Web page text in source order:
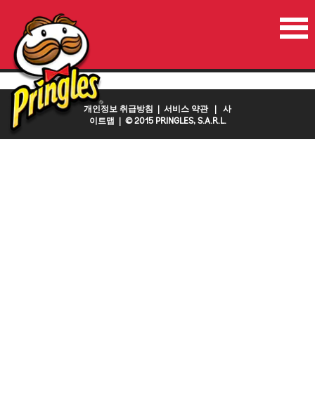
홈 진행중인이벤트 연락처 국가
개인정보 취급방침 서비스 약관
사
이트맵 | © 2015 PRINGLES, S.A.R.L.